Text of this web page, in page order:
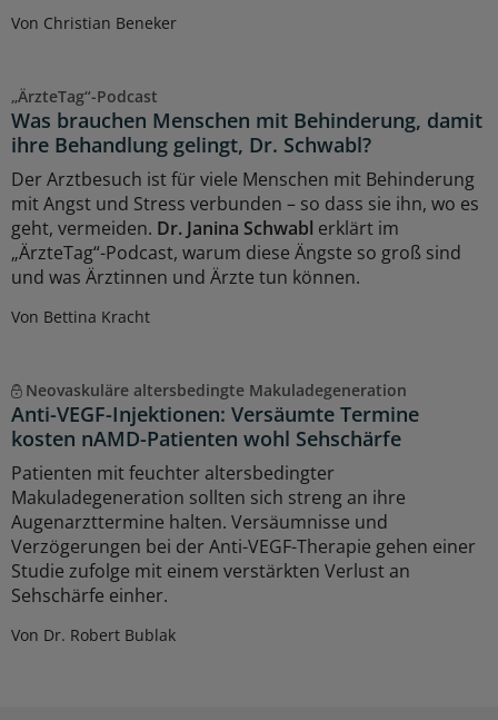
Von Christian Beneker
„ÄrzteTag“-Podcast
Was brauchen Menschen mit Behinderung, damit
ihre Behandlung gelingt, Dr. Schwabl?
Der Arztbesuch ist für viele Menschen mit Behinderung
mit Angst und Stress verbunden – so dass sie ihn, wo es
geht, vermeiden. Dr. Janina Schwabl erklärt im
„ÄrzteTag“-Podcast, warum diese Ängste so groß sind
und was Ärztinnen und Ärzte tun können.
Von Bettina Kracht
Neovaskuläre altersbedingte Makuladegeneration
Anti-VEGF-Injektionen: Versäumte Termine
kosten nAMD-Patienten wohl Sehschärfe
Patienten mit feuchter altersbedingter
Makuladegeneration sollten sich streng an ihre
Augenarzttermine halten. Versäumnisse und
Verzögerungen bei der Anti-VEGF-Therapie gehen einer
Studie zufolge mit einem verstärkten Verlust an
Sehschärfe einher.
Von Dr. Robert Bublak